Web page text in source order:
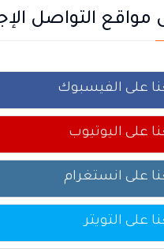
مواقع التواصل
على الفيسبوك
على اليوتيوب
على انستغرام
على التويتر